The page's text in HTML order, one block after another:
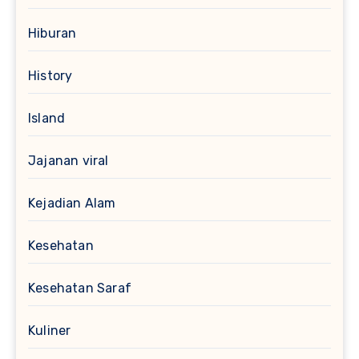
Hiburan
History
Island
Jajanan viral
Kejadian Alam
Kesehatan
Kesehatan Saraf
Kuliner